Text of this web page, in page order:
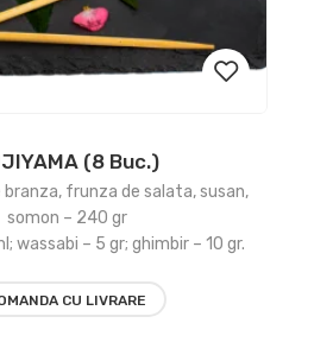
wishlist
(8 Buc.)
branza, frunza de salata, susan,
somon – 240 gr
wassabi – 5 gr; ghimbir – 10 gr.
CU LIVRARE